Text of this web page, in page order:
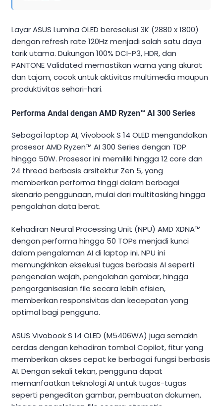
Layar ASUS Lumina OLED beresolusi 3K (2880 x 1800)
dengan refresh rate 120Hz menjadi salah satu daya
tarik utama. Dukungan 100% DCI-P3, HDR, dan
PANTONE Validated memastikan warna yang akurat
dan tajam, cocok untuk aktivitas multimedia maupun
produktivitas sehari-hari.
Performa Andal dengan AMD Ryzen™ AI 300 Series
Sebagai laptop AI, Vivobook S 14 OLED mengandalkan
prosesor AMD Ryzen™ AI 300 Series dengan TDP
hingga 50W. Prosesor ini memiliki hingga 12 core dan
24 thread berbasis arsitektur Zen 5, yang
memberikan performa tinggi dalam berbagai
skenario penggunaan, mulai dari multitasking hingga
pengolahan data berat.
Kehadiran Neural Processing Unit (NPU) AMD XDNA™
dengan performa hingga 50 TOPs menjadi kunci
dalam pengalaman AI di laptop ini. NPU ini
memungkinkan eksekusi tugas berbasis AI seperti
pengenalan wajah, pengolahan gambar, hingga
pengorganisasian file secara lebih efisien,
memberikan responsivitas dan kecepatan yang
optimal bagi pengguna.
ASUS Vivobook S 14 OLED (M5406WA) juga semakin
cerdas dengan kehadiran tombol Copilot, fitur yang
memberikan akses cepat ke berbagai fungsi berbasis
AI. Dengan sekali tekan, pengguna dapat
memanfaatkan teknologi AI untuk tugas-tugas
seperti pengeditan gambar, pembuatan dokumen,